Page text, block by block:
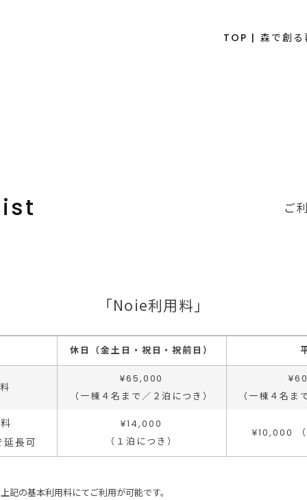
TOP | 森で創る
ご
「Noie利用料」
休日（金土日・祝日・祝前日）
¥65,000
（一棟４名まで／２泊につき）
（一棟４名ま
長可
¥14,000
（１泊につき）
¥10,000 （
記の基本利用料にてご利用が可能です。